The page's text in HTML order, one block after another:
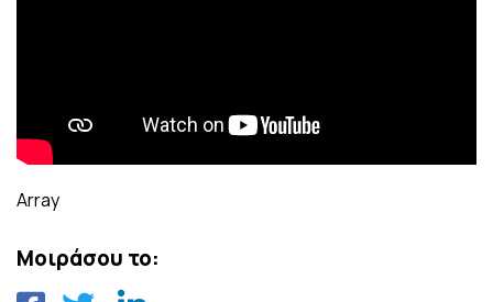
Array
Μοιράσου το: